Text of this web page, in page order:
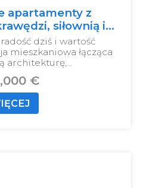
apartamenty z
siłownią i
coworkingową
dziś i wartość
mieszkaniowa łącząca
architekturę,…
€